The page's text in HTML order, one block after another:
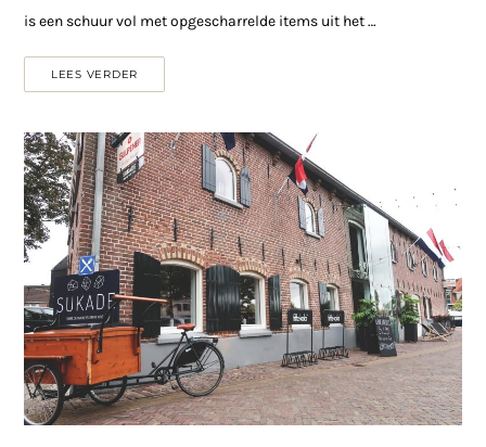
is een schuur vol met opgescharrelde items uit het …
LEES VERDER